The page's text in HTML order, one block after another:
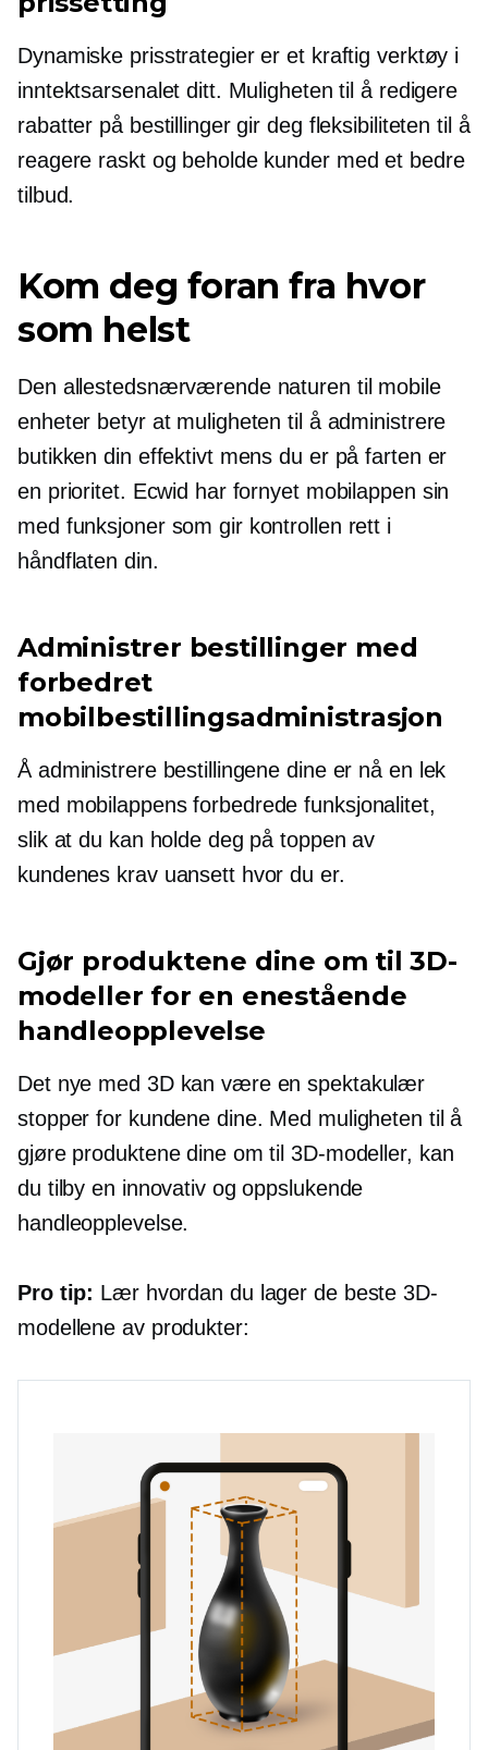
Dynamiske prisstrategier er et kraftig verktøy i
inntektsarsenalet ditt. Muligheten til å redigere
rabatter på bestillinger gir deg fleksibiliteten til å
reagere raskt og beholde kunder med et bedre
tilbud.
Kom deg foran fra hvor
som helst
Den allestedsnærværende naturen til mobile
enheter betyr at muligheten til å administrere
butikken din effektivt mens du er på farten er
en prioritet. Ecwid har fornyet mobilappen sin
med funksjoner som gir kontrollen rett i
håndflaten din.
Administrer bestillinger med
forbedret
mobilbestillingsadministrasjon
Å administrere bestillingene dine er nå en lek
med mobilappens forbedrede funksjonalitet,
slik at du kan holde deg på toppen av
kundenes krav uansett hvor du er.
Gjør produktene dine om til 3D-
modeller for en enestående
handleopplevelse
Det nye med 3D kan være en spektakulær
stopper for kundene dine. Med muligheten til å
gjøre produktene dine om til 3D-modeller, kan
du tilby en innovativ og oppslukende
handleopplevelse.
Pro tip: Lær hvordan du lager de beste 3D-
modellene av produkter: